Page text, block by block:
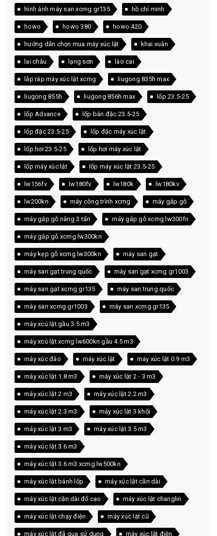
hình ảnh máy san xcmg gr135 hồ chí minh
howo howo 380 howo 420
hướng dẫn chọn mua máy xúc lật khai xuân
lai châu lạng sơn lào cai
lắp ráp máy xúc lật xcmg liugong 835h max
liugong 855h liugong 856h max lốp 23.5-25
lốp Advance lốp bán đặc 23.5-25
lốp đặc 23.5-25 lốp đặc máy xúc lật
lốp hơi 23.5-25 lốp hơi máy xúc lật
lốp máy xúc lật lốp máy xúc lật 23.5-25
lw156fv lw180fv lw180k lw180kv
lw200kn máy công trình xcmg máy gắp gỗ
máy gắp gỗ nâng 3 tấn máy gắp gỗ xcmg lw300fn
máy gắp gỗ xcmg lw300kn
máy kẹp gỗ xcmg lw300kn máy san gạt
máy san gạt trung quốc máy san gạt xcmg gr1003
máy san gạt xcmg gr135 máy san trung quốc
máy san xcmg gr1003 máy san xcmg gr135
máy xcú lật gầu 3.5 m3
máy xcú lật xcmg lw600kn gầu 4.5 m3
máy xúc đào máy xúc lật máy xúc lật 0.9 m3
máy xúc lật 1.8 m3 máy xúc lật 2 - 3 m3
máy xúc lật 2 m3 máy xúc lật 2.2 m3
máy xúc lật 2.3 m3 máy xúc lật 3 khối
máy xúc lật 3 m3 máy xúc lật 3.5 m3
máy xúc lật 3.6 m3
máy xúc lật 3.6 m3 xcmg lw500kn
máy xúc lật bánh lốp máy xúc lật cần dài
máy xúc lật cần dài đổ cao máy xúc lật changlin
máy xúc lật chạy điện máy xúc lật cũ
máy xúc lật đã qua sử dụng máy xúc lật điện